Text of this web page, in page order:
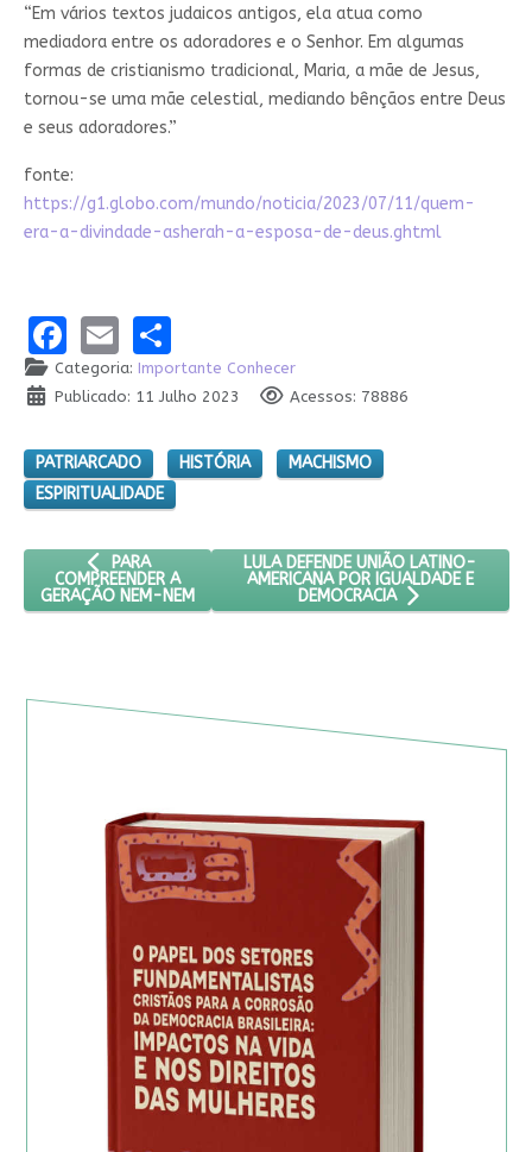
“Em vários textos judaicos antigos, ela atua como
mediadora entre os adoradores e o Senhor. Em algumas
formas de cristianismo tradicional, Maria, a mãe de Jesus,
tornou-se uma mãe celestial, mediando bênçãos entre Deus
e seus adoradores.”
fonte:
https://g1.globo.com/mundo/noticia/2023/07/11/quem-
era-a-divindade-asherah-a-esposa-de-deus.ghtml
Facebook
EmailShare
Categoria: Importante Conhecer
Publicado: 11 Julho 2023
Acessos: 78886
PATRIARCADO HISTÓRIA
MACHISMO
ESPIRITUALIDADE
ARTIGO ANTERIOR: PARA COMPREENDER A GERAÇÃO NEM-
PARA
COMPREENDER A
GERAÇÃO NEM-NEM
PRÓXIMO ARTIGO: LULA DEFENDE
LULA DEFENDE UNIÃO LATINO-
AMERICANA POR IGUALDADE E
DEMOCRACIA